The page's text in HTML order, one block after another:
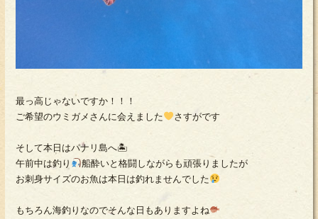
最っ高じゃないですか！！！
ご希望のウミガメさんに会えました
さすがです
そして本日はパナリ島へ🏝
午前中は釣り
船酔いと格闘しながらも頑張りましたが
お刺身サイズのお魚は本日は釣れませんでした
もちろん海釣りなのでそんな日もありますよね